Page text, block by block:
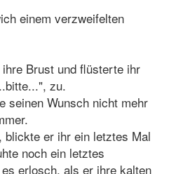
einem verzweifelten
Brust und flüsterte ihr
zu.
seinen Wunsch nicht mehr
blickte er ihr ein letztes Mal
noch ein letztes
erlosch, als er ihre kalten